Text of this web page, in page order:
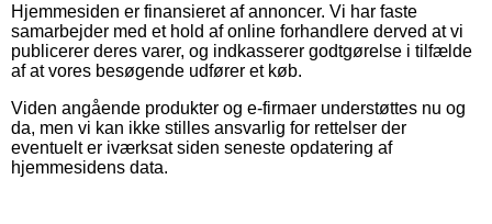
Hjemmesiden er finansieret af annoncer. Vi har faste
samarbejder med et hold af online forhandlere derved at vi
publicerer deres varer, og indkasserer godtgørelse i tilfælde
af at vores besøgende udfører et køb.
Viden angående produkter og e-firmaer understøttes nu og
da, men vi kan ikke stilles ansvarlig for rettelser der
eventuelt er iværksat siden seneste opdatering af
hjemmesidens data.